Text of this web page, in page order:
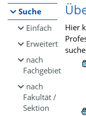
Suche
Einfach
Erweitert
nach
Fachgebiet
nach
Fakultät /
Sektion
Hier